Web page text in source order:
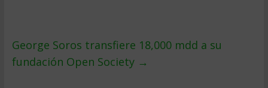
George Soros transfiere 18,000 mdd a su
fundación Open Society →